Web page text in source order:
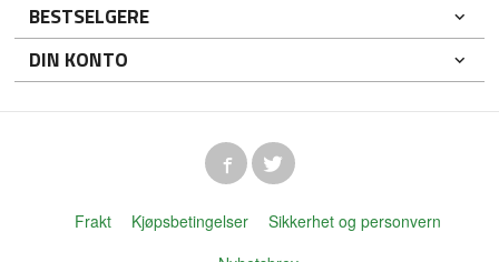
BESTSELGERE
DIN KONTO
Frakt Kjøpsbetingelser
Sikkerhet og personvern